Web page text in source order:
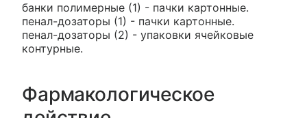
банки полимерные (1) - пачки картонные.
пенал-дозаторы (1) - пачки картонные.
пенал-дозаторы (2) - упаковки ячейковые
контурные.
Фармакологическое